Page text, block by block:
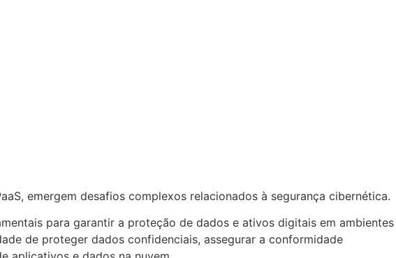
emergem desafios complexos relacionados à segurança cibernética.
para garantir a proteção de dados e ativos digitais em ambientes
de proteger dados confidenciais, assegurar a conformidade